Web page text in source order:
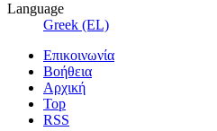
Language
Greek (EL)
Επικοινωνία
Βοήθεια
Αρχική
Top
RSS